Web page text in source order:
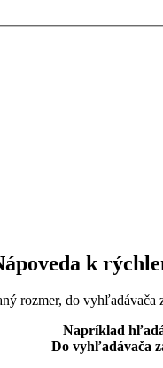
k
rozmer, do
Napríklad
Do vyhľadávača